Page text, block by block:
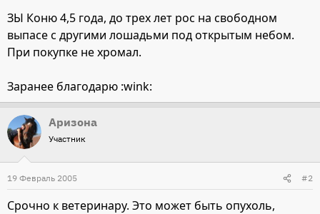
ЗЫ Коню 4,5 года, до трех лет рос на свободном
выпасе с другими лошадьми под открытым небом.
При покупке не хромал.
Заранее благодарю :wink:
Аризона
Участник
19 Февраль 2005 #2
Срочно к ветеринару. Это может быть опухоль,